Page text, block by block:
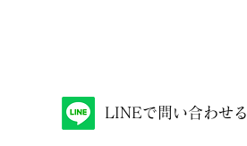
LINEで問い合わせる